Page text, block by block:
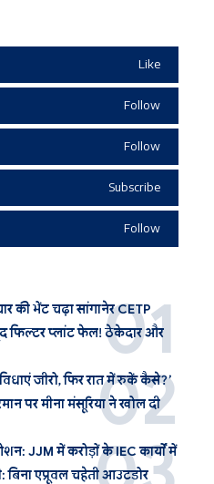
Like
Follow
Follow
Subscribe
Follow
की भेंट चढ़ा सांगानेर CETP
फिल्टर प्लांट फेल! ठेकेदार और
जीरो, फिर रात में रुकें कैसे?’
पर मीना मंसूरिया ने खोल दी
JJM में करोड़ों के IEC कार्यों में
बिना एप्रूवल चहेती आउटडोर